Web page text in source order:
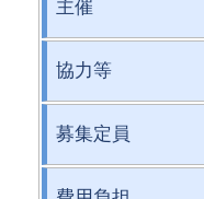
主催
協力等
募集定員